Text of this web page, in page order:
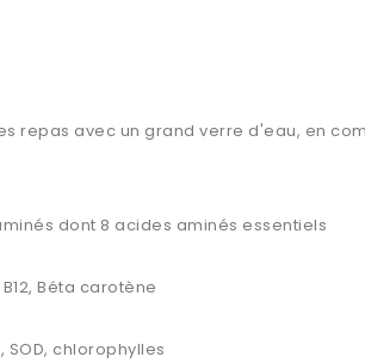
repas avec un grand verre d'eau, en
dont 8 acides aminés essentiels
B12, Béta carotène
SOD, chlorophylles